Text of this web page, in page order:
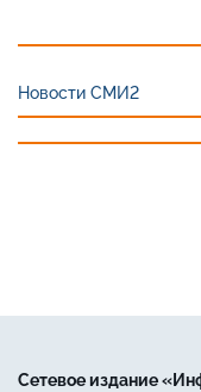
Новости СМИ2
Сетевое издание